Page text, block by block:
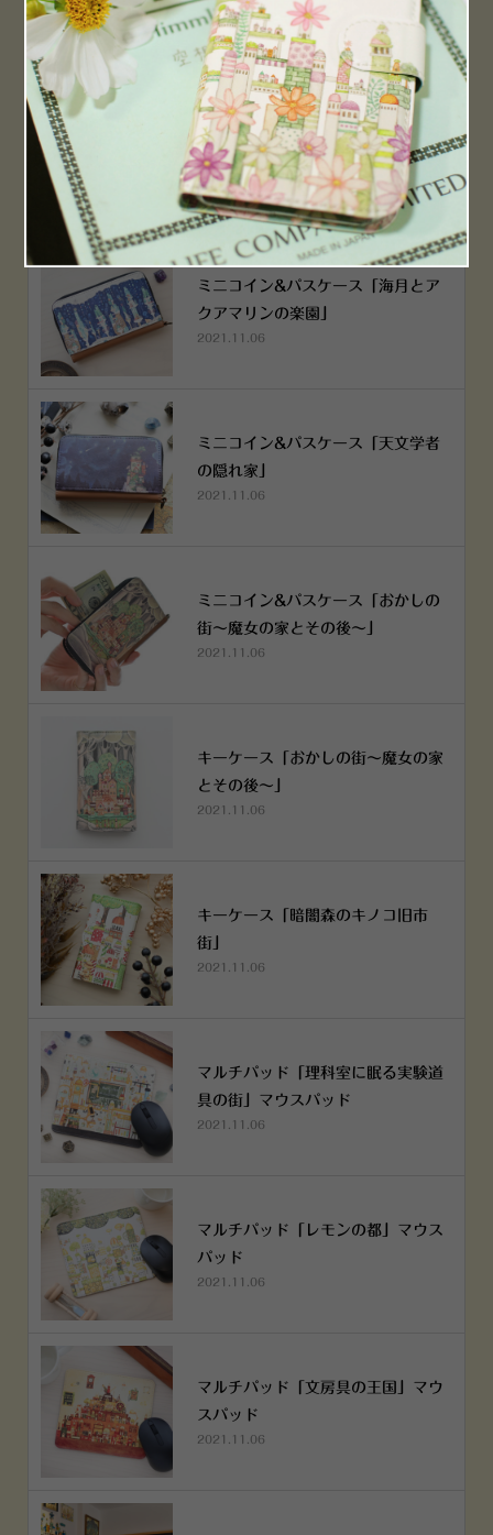
2022.12.05
空想街雑貨店《吉祥寺本店》４月２
５日OPEN!
2022.03.29
ミニコイン&パスケース「海月とア
クアマリンの楽園」
2021.11.06
ミニコイン&パスケース「天文学者
の隠れ家」
2021.11.06
ミニコイン&パスケース「おかしの
街～魔女の家とその後～」
2021.11.06
キーケース「おかしの街～魔女の家
とその後～」
2021.11.06
キーケース「暗闇森のキノコ旧市
街」
2021.11.06
マルチパッド「理科室に眠る実験道
具の街」マウスパッド
2021.11.06
マルチパッド「レモンの都」マウス
パッド
2021.11.06
マルチパッド「文房具の王国」マウ
スパッド
2021.11.06